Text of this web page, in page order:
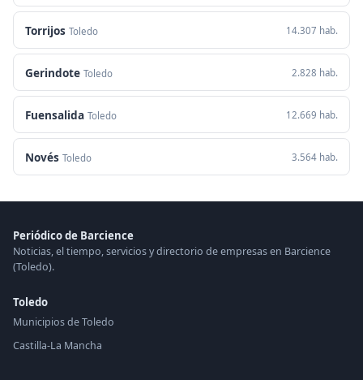
Torrijos Toledo 14.307 hab.
Gerindote Toledo 2.828 hab.
Fuensalida Toledo 12.669 hab.
Novés Toledo 3.564 hab.
Periódico de Barcience
Noticias, el tiempo, servicios y directorio de empresas en Barcience
(Toledo).
Toledo
Municipios de Toledo
Castilla-La Mancha